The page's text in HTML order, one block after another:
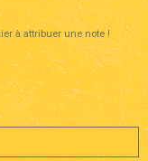
à attribuer une note !